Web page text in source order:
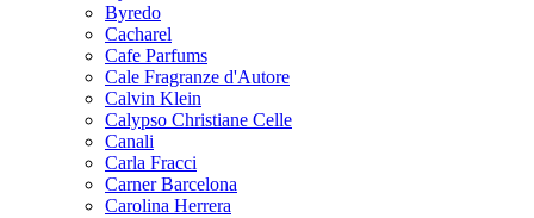
Byredo
Cacharel
Cafe Parfums
Cale Fragranze d'Autore
Calvin Klein
Calypso Christiane Celle
Canali
Carla Fracci
Carner Barcelona
Carolina Herrera